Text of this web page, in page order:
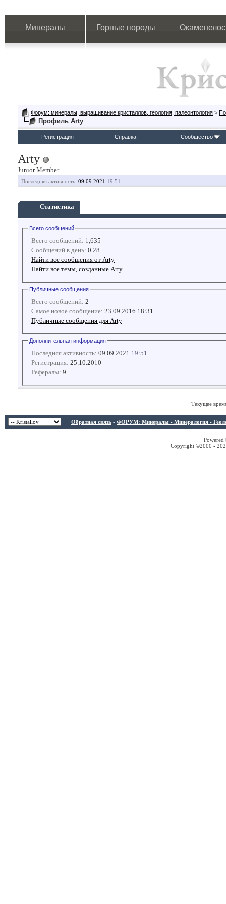
Минералы Горные породы
Форум: минералы, выращивание кристаллов, геология, палеонтология >
Профиль Arty
Регистрация Справка Сообщество
Arty
Junior Member
Последняя активность: 09.09.2021 19:51
Статистика
Всего сообщений
Всего сообщений: 1,635
Сообщений в день: 0.28
Найти все сообщения от Arty
Найти все темы, созданные Arty
Публичные сообщения
Всего сообщений: 2
Самое новое сообщение: 23.09.2016 18:31
Публичные сообщения для Arty
Дополнительная информация
Последняя активность: 09.09.2021 19:51
Регистрация: 25.10.2010
Рефералы: 9
Текущее
Обратная связь - ФОРУМ: Минералы - Минералогия -
Copyright ©2000 -